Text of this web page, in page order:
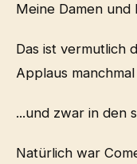
Meine Damen und
Das ist vermutlich
Applaus
...und zwar in den
Natürlich war